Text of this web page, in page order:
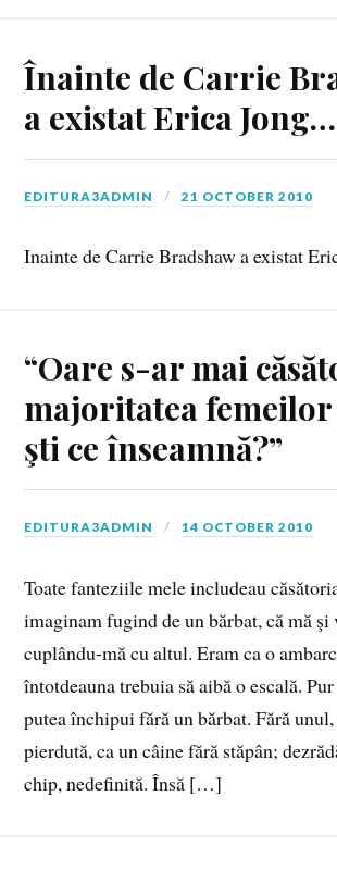
Înainte de Carrie
a existat Erica Jong…
EDITURA3ADMIN 21 OCTOBER 2010
Inainte de Carrie Bradshaw a existat
“Oare s-ar mai
majoritatea femeilor
şti ce înseamnă?”
EDITURA3ADMIN 14 OCTOBER 2010
Toate fanteziile mele includeau
imaginam fugind de un bărbat, că mă şi
cuplându-mă cu altul. Eram ca o
întotdeauna trebuia să aibă o escală.
putea închipui fără un bărbat. Fără
pierdută, ca un câine fără stăpân;
chip, nedefinită. Însă […]